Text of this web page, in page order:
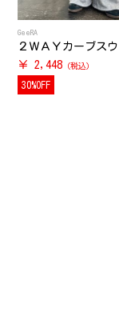
GeeRA
￥ 2,448
30%OFF